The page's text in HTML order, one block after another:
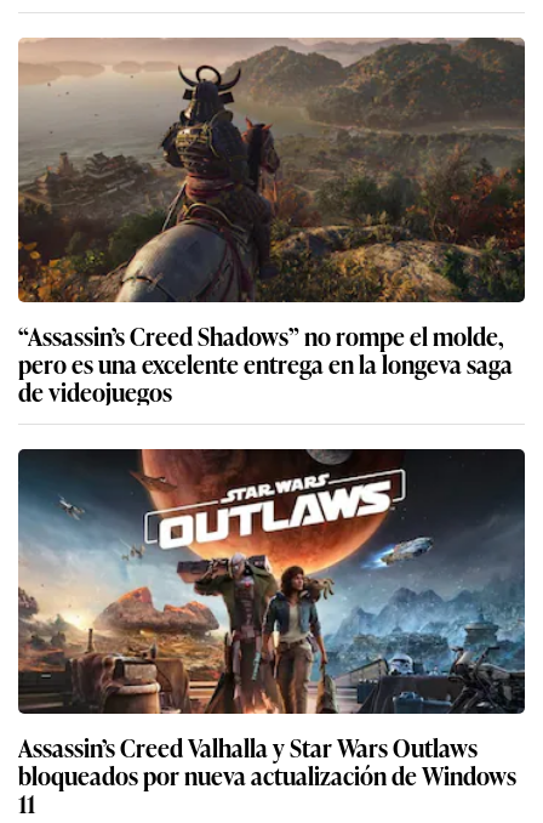
“Assassin’s Creed Shadows” no rompe el molde,
pero es una excelente entrega en la longeva saga
de videojuegos
Assassin’s Creed Valhalla y Star Wars Outlaws
bloqueados por nueva actualización de Windows
11